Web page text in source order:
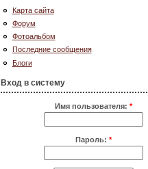
Карта сайта
Форум
Фотоальбом
Последние сообщения
Блоги
Вход в систему
Имя пользователя: *
Пароль: *